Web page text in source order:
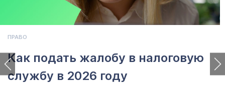
КЛИЕНТЫ И ПРОДАЖИ
Как оформить ЛПХ в 2026 году:
пошаговое руководство